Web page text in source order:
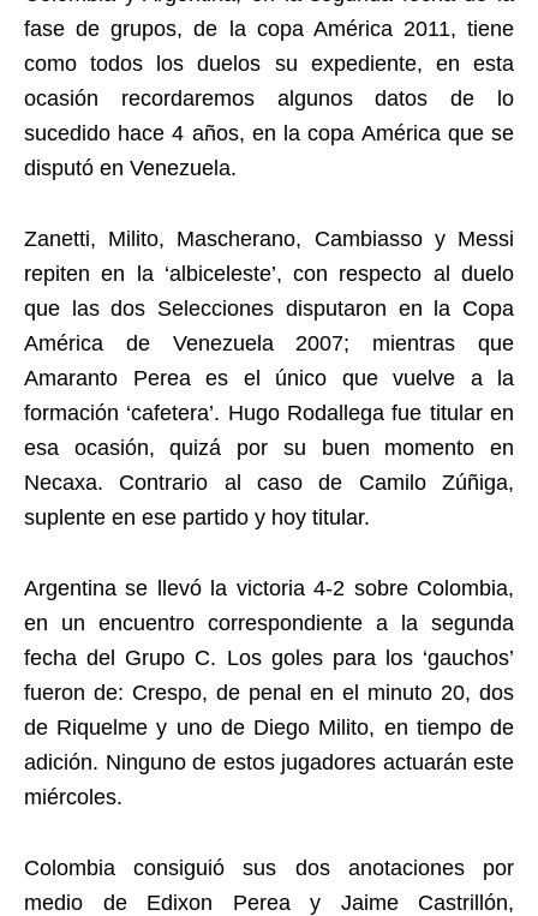
fase de grupos, de la copa América 2011, tiene
como todos los duelos su expediente, en esta
ocasión recordaremos algunos datos de lo
sucedido hace 4 años, en la copa América que se
disputó en Venezuela.
Zanetti, Milito, Mascherano, Cambiasso y Messi
repiten en la ‘albiceleste’, con respecto al duelo
que las dos Selecciones disputaron en la Copa
América de Venezuela 2007; mientras que
Amaranto Perea es el único que vuelve a la
formación ‘cafetera’. Hugo Rodallega fue titular en
esa ocasión, quizá por su buen momento en
Necaxa. Contrario al caso de Camilo Zúñiga,
suplente en ese partido y hoy titular.
Argentina se llevó la victoria 4-2 sobre Colombia,
en un encuentro correspondiente a la segunda
fecha del Grupo C. Los goles para los ‘gauchos’
fueron de: Crespo, de penal en el minuto 20, dos
de Riquelme y uno de Diego Milito, en tiempo de
adición. Ninguno de estos jugadores actuarán este
miércoles.
Colombia consiguió sus dos anotaciones por
medio de Edixon Perea y Jaime Castrillón,